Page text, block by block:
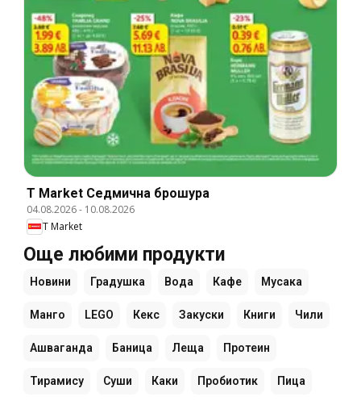
T Market Cедмична брошура
04.08.2026- 10.08.2026
T Market
Още любими продукти
Новини Градушка Вода Кафе Мусака
Манго LEGO Кекс Закуски Книги Чили
Ашваганда Баница Леща Протеин
Тирамису Суши Каки Пробиотик Пица